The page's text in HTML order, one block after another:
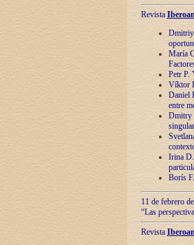
Revista
Dmitriy
María
Petr P.
Víktor
Daniel
entre
Dmitry
Irina
Borís
11 de febrero
“Las
Revista